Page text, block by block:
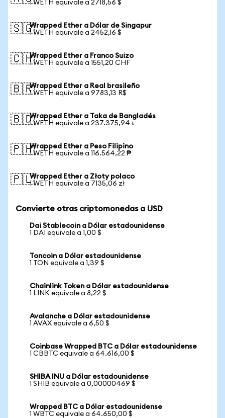
1 WETH equivale a 2718,56 $
🇸🇬Wrapped Ether a Dólar de Singapur
1 WETH equivale a 2452,16 $
🇨🇭Wrapped Ether a Franco Suizo
1 WETH equivale a 1551,20 CHF
🇧🇷Wrapped Ether a Real brasileño
1 WETH equivale a 9783,13 R$
🇧🇩Wrapped Ether a Taka de Bangladés
1 WETH equivale a 237.375,94 ৳
🇵🇭Wrapped Ether a Peso Filipino
1 WETH equivale a 116.564,22 ₱
🇵🇱Wrapped Ether a Złoty polaco
1 WETH equivale a 7135,06 zł
Convierte otras criptomonedas a USD
Dai Stablecoin a Dólar estadounidense
1 DAI equivale a 1,00 $
Toncoin a Dólar estadounidense
1 TON equivale a 1,39 $
Chainlink Token a Dólar estadounidense
1 LINK equivale a 8,22 $
Avalanche a Dólar estadounidense
1 AVAX equivale a 6,50 $
Coinbase Wrapped BTC a Dólar estadounidense
1 CBBTC equivale a 64.616,00 $
SHIBA INU a Dólar estadounidense
1 SHIB equivale a 0,00000469 $
Wrapped BTC a Dólar estadounidense
1 WBTC equivale a 64.650,00 $